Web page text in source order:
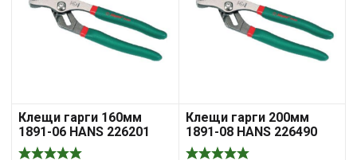
Клещи гарги 160мм
1891-06 HANS 226201
Клещи гарги 200мм
1891-08 HANS 226490